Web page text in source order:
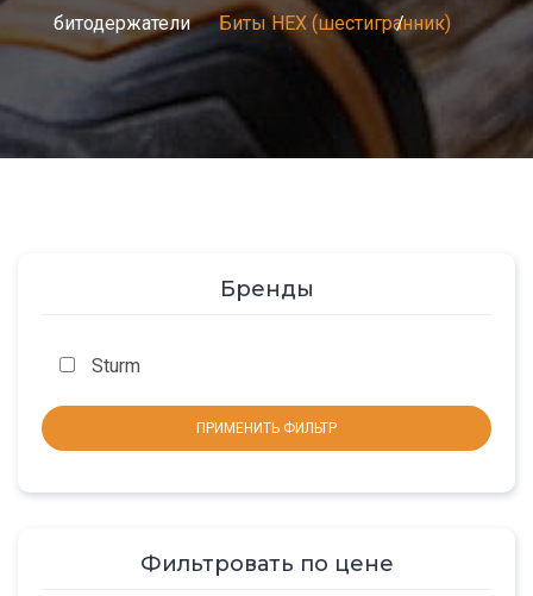
битодержатели
Биты HEX (шестигранник)
Бренды
Sturm
ПРИМЕНИТЬ ФИЛЬТР
Фильтровать по цене